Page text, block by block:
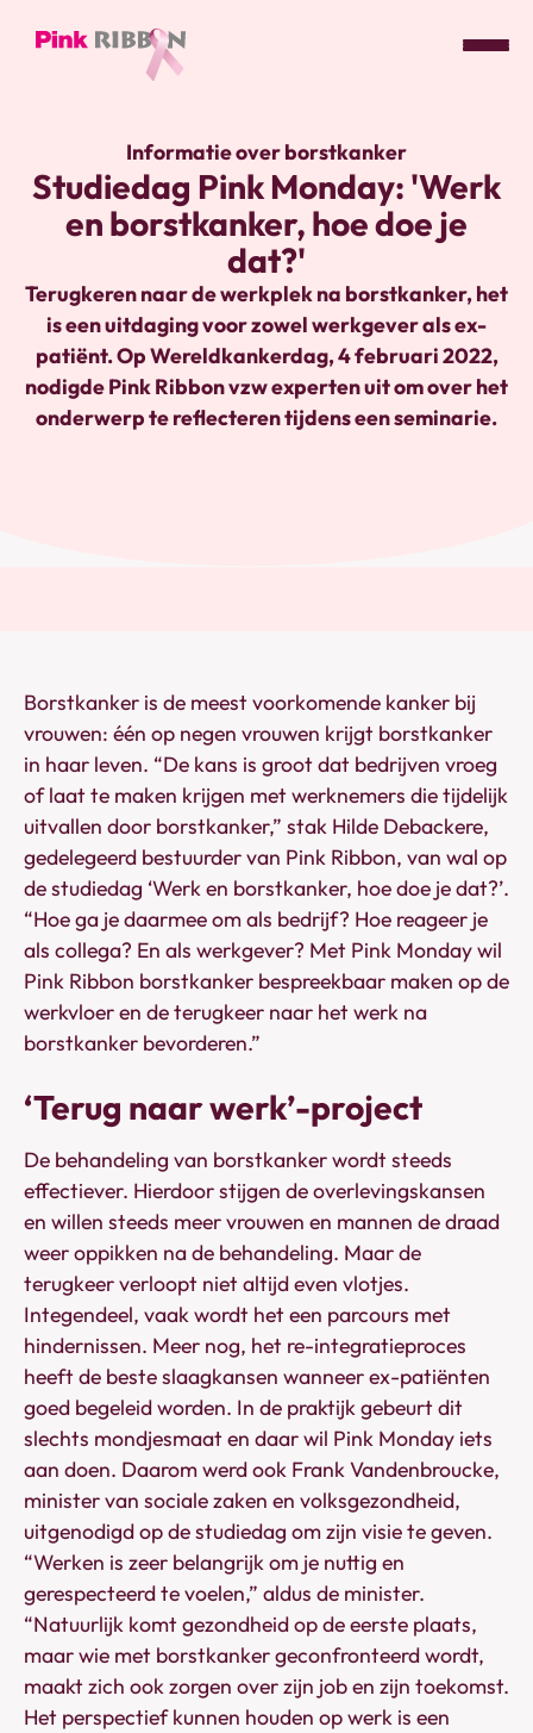
-
link
homepage
Informatie over borstkanker
Studiedag Pink Monday: 'Werk
en borstkanker, hoe doe je
dat?'
Terugkeren naar de werkplek na borstkanker, het
is een uitdaging voor zowel werkgever als ex-
patiënt. Op Wereldkankerdag, 4 februari 2022,
nodigde Pink Ribbon vzw experten uit om over het
onderwerp te reflecteren tijdens een seminarie.
Borstkanker is de meest voorkomende kanker bij
vrouwen: één op negen vrouwen krijgt borstkanker
in haar leven. “De kans is groot dat bedrijven vroeg
of laat te maken krijgen met werknemers die tijdelijk
uitvallen door borstkanker,” stak Hilde Debackere,
gedelegeerd bestuurder van Pink Ribbon, van wal op
de studiedag ‘Werk en borstkanker, hoe doe je dat?’.
“Hoe ga je daarmee om als bedrijf? Hoe reageer je
als collega? En als werkgever? Met Pink Monday wil
Pink Ribbon borstkanker bespreekbaar maken op de
werkvloer en de terugkeer naar het werk na
borstkanker bevorderen.”
‘Terug naar werk’-project
De behandeling van borstkanker wordt steeds
effectiever. Hierdoor stijgen de overlevingskansen
en willen steeds meer vrouwen en mannen de draad
weer oppikken na de behandeling. Maar de
terugkeer verloopt niet altijd even vlotjes.
Integendeel, vaak wordt het een parcours met
hindernissen. Meer nog, het re-integratieproces
heeft de beste slaagkansen wanneer ex-patiënten
goed begeleid worden. In de praktijk gebeurt dit
slechts mondjesmaat en daar wil Pink Monday iets
aan doen. Daarom werd ook Frank Vandenbroucke,
minister van sociale zaken en volksgezondheid,
uitgenodigd op de studiedag om zijn visie te geven.
“Werken is zeer belangrijk om je nuttig en
gerespecteerd te voelen,” aldus de minister.
“Natuurlijk komt gezondheid op de eerste plaats,
maar wie met borstkanker geconfronteerd wordt,
maakt zich ook zorgen over zijn job en zijn toekomst.
Het perspectief kunnen houden op werk is een